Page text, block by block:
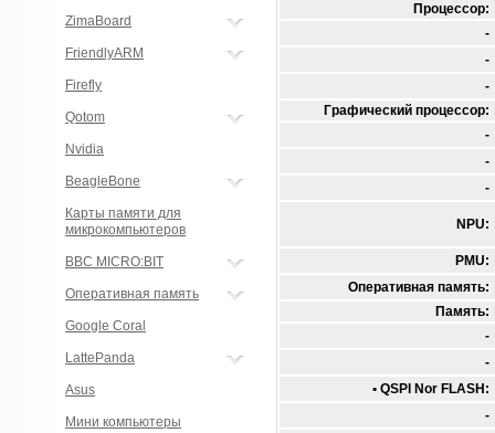
ZimaBoard
FriendlyARM
Firefly
Qotom
Nvidia
BeagleBone
Карты памяти для
микрокомпьютеров
BBC MICRO:BIT
Оперативная память
Google Coral
LattePanda
Asus
Мини компьютеры
Процессор:
-
-
-
Графический процессор:
-
-
-
NPU:
PMU:
Оперативная память:
Память:
-
-
• QSPI Nor FLASH:
-